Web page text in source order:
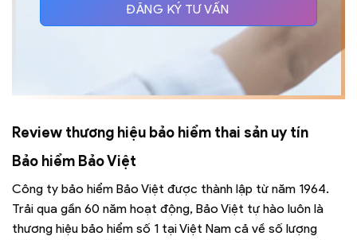
ĐĂNG KÝ TƯ VẤN
Review thương hiệu bảo hiểm thai sản uy tín
Bảo hiểm Bảo Việt
Công ty bảo hiểm Bảo Việt được thành lập từ năm 1964.
Trải qua gần 60 năm hoạt động, Bảo Việt tự hào luôn là
thương hiệu bảo hiểm số 1 tại Việt Nam cả về số lượng